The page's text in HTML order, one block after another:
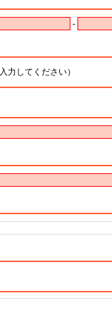
-
力してください）